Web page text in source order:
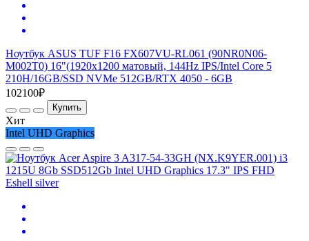
Ноутбук ASUS TUF F16 FX607VU-RL061 (90NR0N06-
M002T0) 16"(1920x1200 матовый, 144Hz IPS/Intel Core 5
210H/16GB/SSD NVMe 512GB/RTX 4050 - 6GB
102100₽
Купить
Хит
Intel UHD Graphics